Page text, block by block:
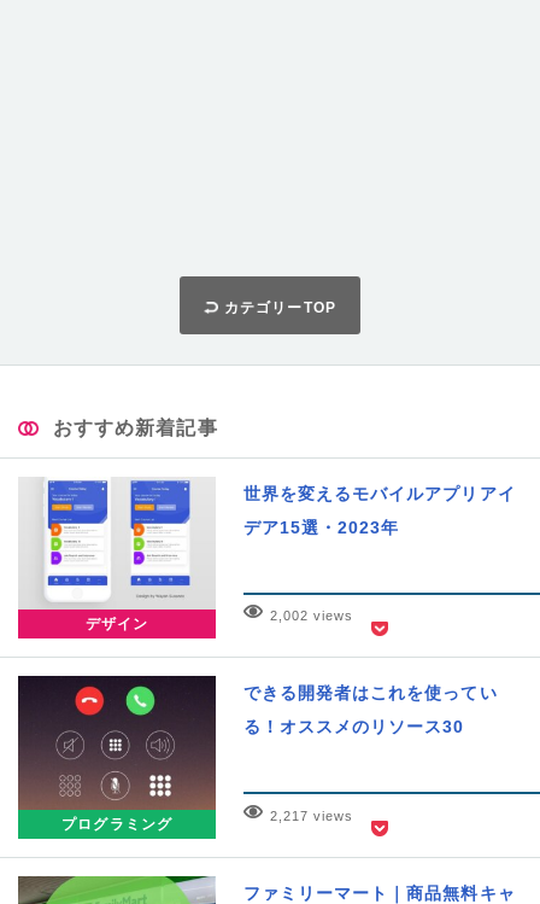
カテゴリーTOP
おすすめ新着記事
デザイン
世界を変えるモバイルアプリアイ
デア15選・2023年
2,002 views
プログラミング
できる開発者はこれを使ってい
る！オススメのリソース30
2,217 views
ファミリーマート｜商品無料キャ